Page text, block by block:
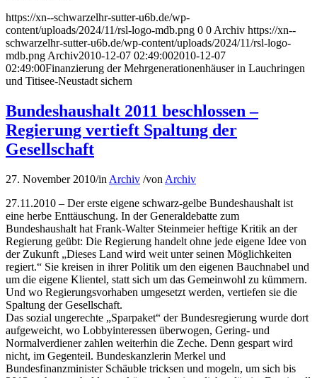
https://xn--schwarzelhr-sutter-u6b.de/wp-
content/uploads/2024/11/rsl-logo-mdb.png 0 0 Archiv https://xn--
schwarzelhr-sutter-u6b.de/wp-content/uploads/2024/11/rsl-logo-
mdb.png Archiv2010-12-07 02:49:002010-12-07
02:49:00Finanzierung der Mehrgenerationenhäuser in Lauchringen
und Titisee-Neustadt sichern
Bundeshaushalt 2011 beschlossen –
Regierung vertieft Spaltung der
Gesellschaft
27. November 2010/in Archiv /von Archiv
27.11.2010 – Der erste eigene schwarz-gelbe Bundeshaushalt ist
eine herbe Enttäuschung. In der Generaldebatte zum
Bundeshaushalt hat Frank-Walter Steinmeier heftige Kritik an der
Regierung geübt: Die Regierung handelt ohne jede eigene Idee von
der Zukunft „Dieses Land wird weit unter seinen Möglichkeiten
regiert.“ Sie kreisen in ihrer Politik um den eigenen Bauchnabel und
um die eigene Klientel, statt sich um das Gemeinwohl zu kümmern.
Und wo Regierungsvorhaben umgesetzt werden, vertiefen sie die
Spaltung der Gesellschaft.
Das sozial ungerechte „Sparpaket“ der Bundesregierung wurde dort
aufgeweicht, wo Lobbyinteressen überwogen, Gering- und
Normalverdiener zahlen weiterhin die Zeche. Denn gespart wird
nicht, im Gegenteil. Bundeskanzlerin Merkel und
Bundesfinanzminister Schäuble tricksen und mogeln, um sich bis